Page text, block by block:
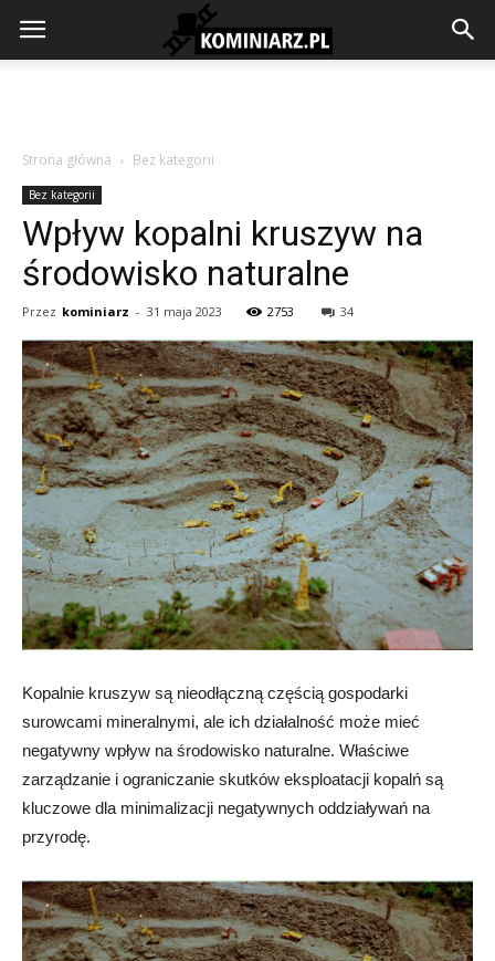
Strona główna Bez kategorii
Bez kategorii
Wpływ kopalni kruszyw na
środowisko naturalne
Przez kominiarz - 31 maja 2023 2753 34
Kopalnie kruszyw są nieodłączną częścią gospodarki
surowcami mineralnymi, ale ich działalność może mieć
negatywny wpływ na środowisko naturalne. Właściwe
zarządzanie i ograniczanie skutków eksploatacji kopalń są
kluczowe dla minimalizacji negatywnych oddziaływań na
przyrodę.